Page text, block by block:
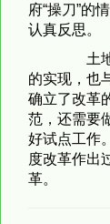
府“操刀”的
认真反思。
土地
的实现，也
确立了改革
范，还需要
好试点工作
度改革作出
革。